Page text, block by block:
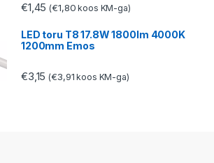
€1,45 (€1,80 koos KM-ga)
LED toru T8 17.8W 1800lm 4000K
1200mm Emos
€3,15 (€3,91 koos KM-ga)